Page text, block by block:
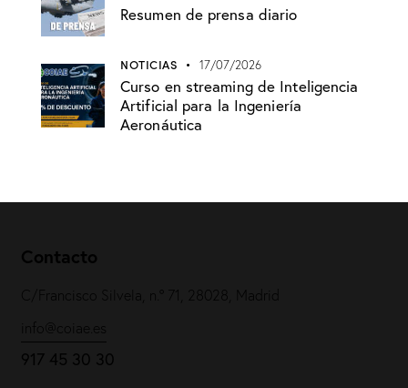
Resumen de prensa diario
NOTICIAS 17/07/2026
Curso en streaming de Inteligencia
Artificial para la Ingeniería
Aeronáutica
Contacto
C/Francisco Silvela, n.º 71, 28028, Madrid
info@coiae.es
917 45 30 30